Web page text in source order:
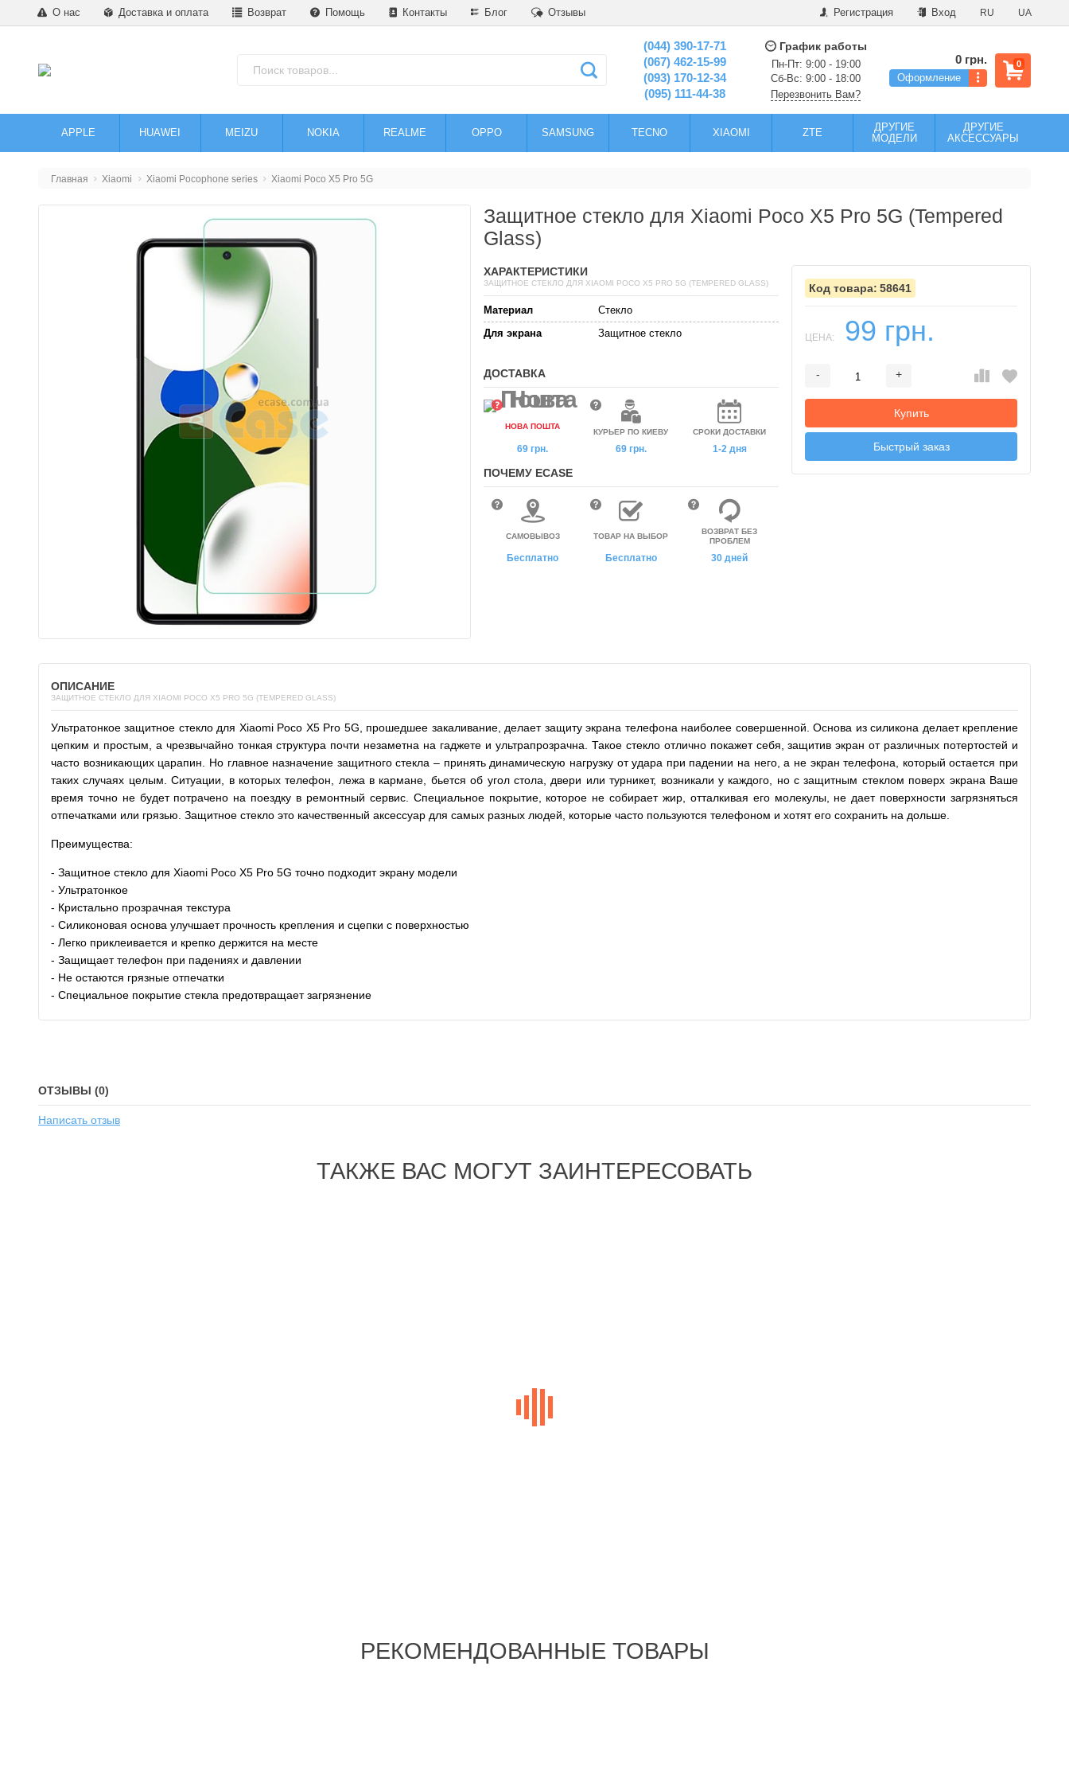
О нас Доставка и оплата Возврат Помощь Контакты Блог Отзывы Регистрация Вход RU UA
(044) 390-17-71
(067) 462-15-99
(093) 170-12-34
(095) 111-44-38
График работы
Пн-Пт: 9:00 - 19:00
Сб-Вс: 9:00 - 18:00
Перезвонить Вам?
0
0 грн.
Оформление
APPLE HUAWEI MEIZU NOKIA REALME OPPO SAMSUNG TECNO XIAOMI ZTE
ДРУГИЕ
МОДЕЛИ
ДРУГИЕ
АКСЕССУАРЫ
Главная Xiaomi Xiaomi Pocophone series Xiaomi Poco X5 Pro 5G
Защитное стекло для Xiaomi Poco X5 Pro 5G (Tempered
Glass)
58641
ЦЕНА: 99 грн.
- +
Купить
Быстрый заказ
ХАРАКТЕРИСТИКИ
ЗАЩИТНОЕ СТЕКЛО ДЛЯ XIAOMI POCO X5 PRO 5G (TEMPERED GLASS)
Материал
Стекло
Для экрана
Защитное стекло
ДОСТАВКА
НОВА ПОШТА
69 грн.
КУРЬЕР ПО КИЕВУ
69 грн.
СРОКИ ДОСТАВКИ
1-2 дня
ПОЧЕМУ ECASE
САМОВЫВОЗ
Бесплатно
ТОВАР НА ВЫБОР
Бесплатно
ВОЗВРАТ БЕЗ
ПРОБЛЕМ
30 дней
ОПИСАНИЕ
ЗАЩИТНОЕ СТЕКЛО ДЛЯ XIAOMI POCO X5 PRO 5G (TEMPERED GLASS)
Ультратонкое защитное стекло для Xiaomi Poco X5 Pro 5G, прошедшее закаливание, делает защиту экрана телефона наиболее совершенной. Основа из силикона делает крепление
цепким и простым, а чрезвычайно тонкая структура почти незаметна на гаджете и ультрапрозрачна. Такое стекло отлично покажет себя, защитив экран от различных потертостей и
часто возникающих царапин. Но главное назначение защитного стекла – принять динамическую нагрузку от удара при падении на него, а не экран телефона, который остается при
таких случаях целым. Ситуации, в которых телефон, лежа в кармане, бьется об угол стола, двери или турникет, возникали у каждого, но с защитным стеклом поверх экрана Ваше
время точно не будет потрачено на поездку в ремонтный сервис. Специальное покрытие, которое не собирает жир, отталкивая его молекулы, не дает поверхности загрязняться
отпечатками или грязью. Защитное стекло это качественный аксессуар для самых разных людей, которые часто пользуются телефоном и хотят его сохранить на дольше.
Преимущества:
- Защитное стекло для Xiaomi Poco X5 Pro 5G точно подходит экрану модели
- Ультратонкое
- Кристально прозрачная текстура
- Силиконовая основа улучшает прочность крепления и сцепки с поверхностью
- Легко приклеивается и крепко держится на месте
- Защищает телефон при падениях и давлении
- Не остаются грязные отпечатки
- Специальное покрытие стекла предотвращает загрязнение
ОТЗЫВЫ (0)
Написать отзыв
ТАКЖЕ ВАС МОГУТ ЗАИНТЕРЕСОВАТЬ
РЕКОМЕНДОВАННЫЕ ТОВАРЫ